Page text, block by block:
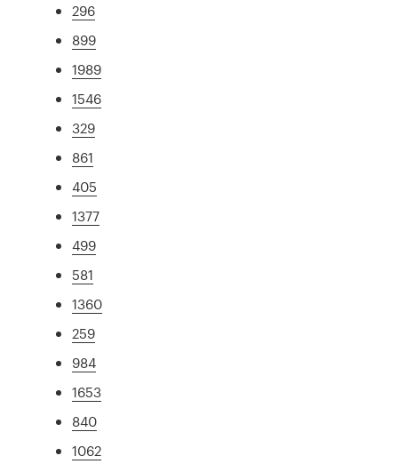
296
899
1989
1546
329
861
405
1377
499
581
1360
259
984
1653
840
1062